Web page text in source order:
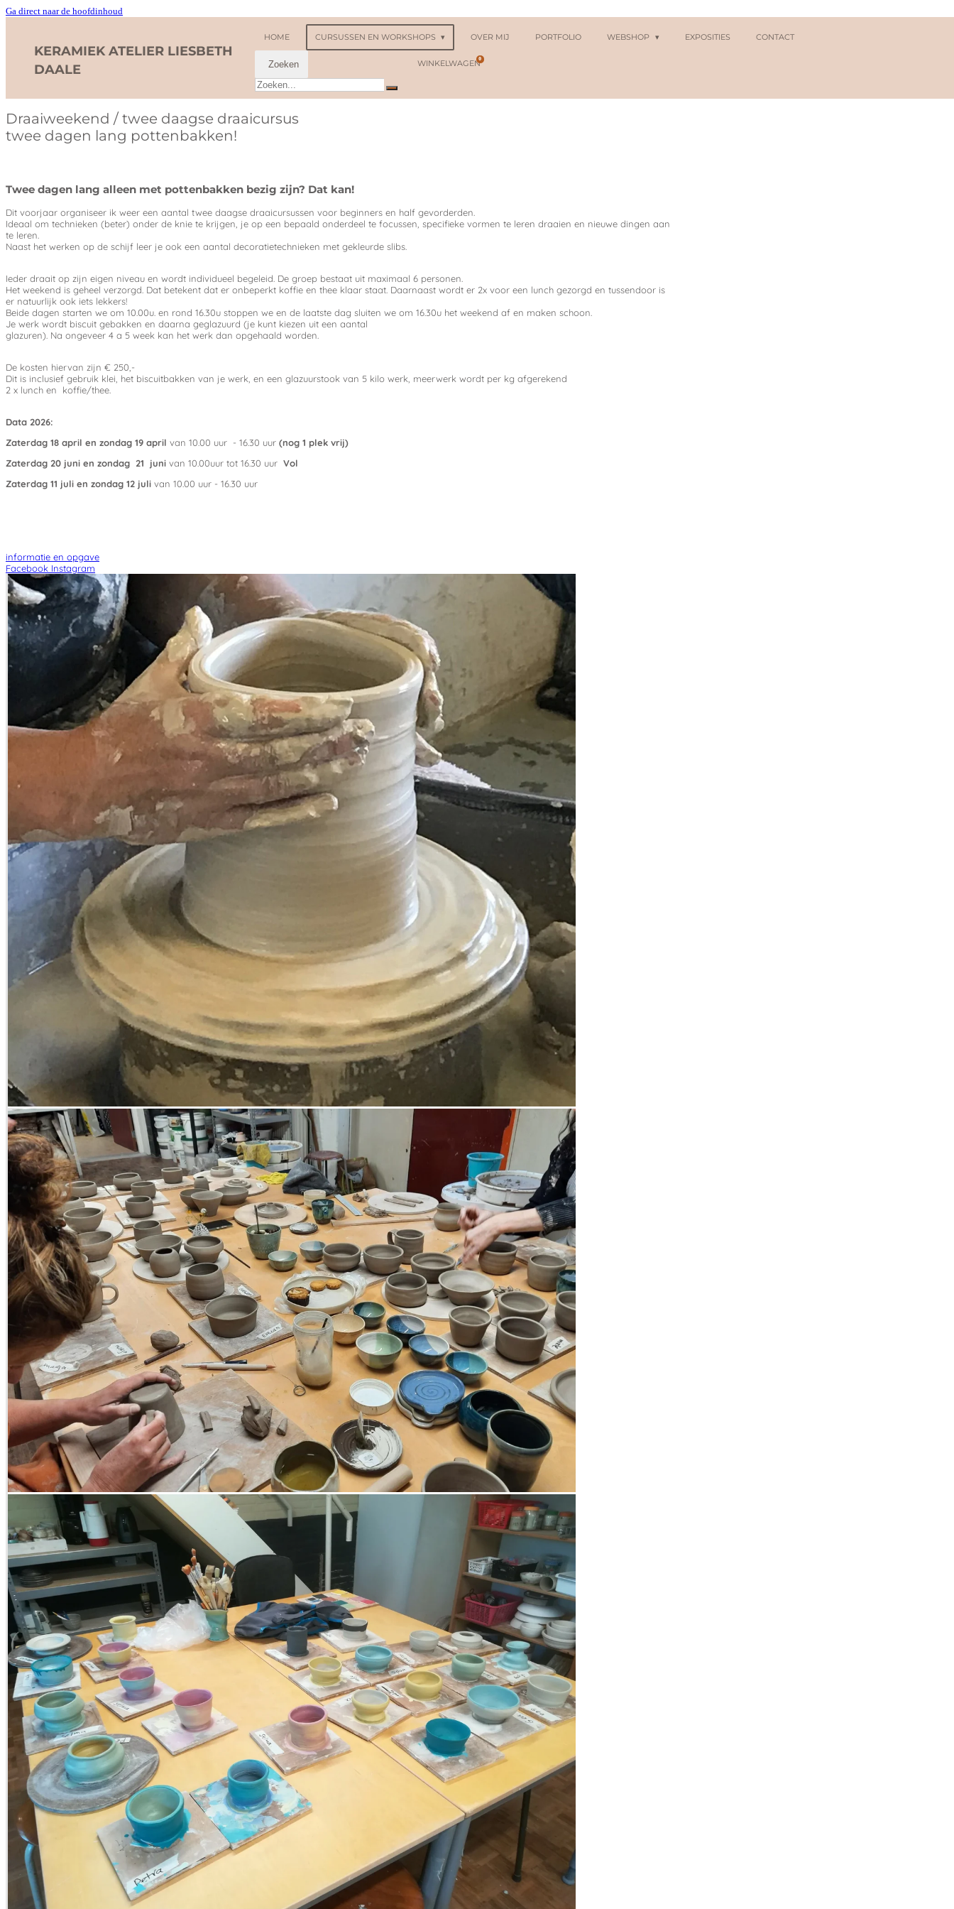
Ga direct naar de hoofdinhoud
KERAMIEK ATELIER LIESBETH
DAALE
HOME CURSUSSEN EN WORKSHOPS OVER MIJ PORTFOLIO WEBSHOP EXPOSITIES CONTACT
Zoeken 0
WINKELWAGEN
Draaiweekend / twee daagse draaicursus
twee dagen lang pottenbakken!
Twee dagen lang alleen met pottenbakken bezig zijn? Dat kan!
Dit voorjaar organiseer ik weer een aantal twee daagse draaicursussen voor beginners en half gevorderden.
Ideaal om technieken (beter) onder de knie te krijgen, je op een bepaald onderdeel te focussen, specifieke vormen te leren draaien en nieuwe dingen aan
te leren.
Naast het werken op de schijf leer je ook een aantal decoratietechnieken met gekleurde slibs.
Ieder draait op zijn eigen niveau en wordt individueel begeleid. De groep bestaat uit maximaal 6 personen.
Het weekend is geheel verzorgd. Dat betekent dat er onbeperkt koffie en thee klaar staat. Daarnaast wordt er 2x voor een lunch gezorgd en tussendoor is
er natuurlijk ook iets lekkers!
Beide dagen starten we om 10.00u. en rond 16.30u stoppen we en de laatste dag sluiten we om 16.30u het weekend af en maken schoon.
Je werk wordt biscuit gebakken en daarna geglazuurd (je kunt kiezen uit een aantal
glazuren). Na ongeveer 4 a 5 week kan het werk dan opgehaald worden.
De kosten hiervan zijn € 250,-
Dit is inclusief gebruik klei, het biscuitbakken van je werk, en een glazuurstook van 5 kilo werk, meerwerk wordt per kg afgerekend
2 x lunch en koffie/thee.
Data 2026:
Zaterdag 18 april en zondag 19 april van 10.00 uur - 16.30 uur (nog 1 plek vrij)
Zaterdag 20 juni en zondag 21 juni van 10.00uur tot 16.30 uur Vol
Zaterdag 11 juli en zondag 12 juli van 10.00 uur - 16.30 uur
informatie en opgave
Facebook Instagram